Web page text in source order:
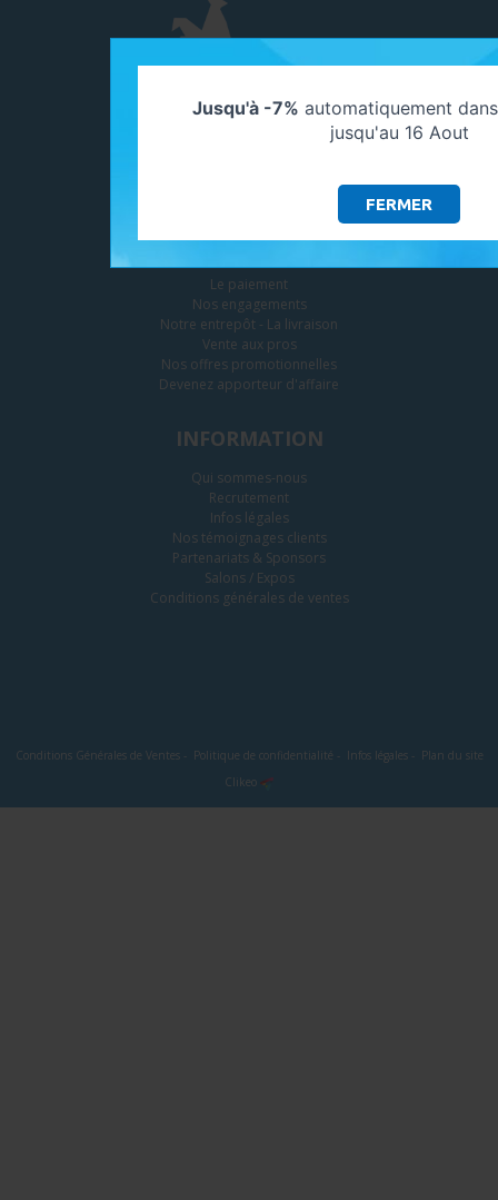
Paramètres des cookies
Le paiement
Nos engagements
Notre entrepôt - La livraison
Vente aux pros
Nos offres promotionnelles
Devenez apporteur d'affaire
INFORMATION
Qui sommes-nous
Recrutement
Infos légales
Nos témoignages clients
Partenariats & Sponsors
Salons / Expos
Conditions générales de ventes
Conditions Générales de Ventes- Politique de confidentialité - Infos légales- Plan du site
Clikeo
Jusqu'à -7% automatiquement
jusqu'au 16 Aout
FERMER